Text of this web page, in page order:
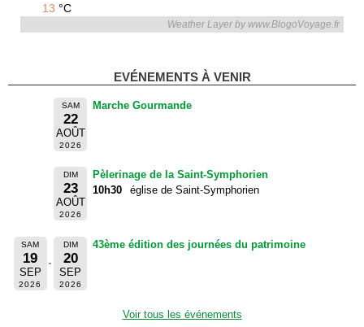
13 °C
Weather Layer by www.BlogoVoyage.fr
EVÉNEMENTS À VENIR
SAM
22
AOÛT
2026
Marche Gourmande
DIM
23
AOÛT
2026
Pèlerinage de la Saint-Symphorien
10h30
église de Saint-Symphorien
SAM
19
SEP
2026
DIM
20
SEP
2026
43ème édition des journées du patrimoine
Voir tous les événements